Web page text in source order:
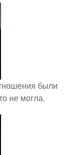
были
не могла.